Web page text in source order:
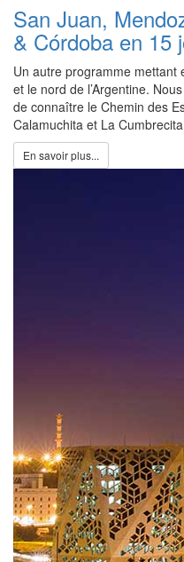
San Juan,
& Córdoba en 15
Un autre programme mettant
et le nord de l’Argentine.
de connaître le Chemin des
Calamuchita et La
En savoir plus...